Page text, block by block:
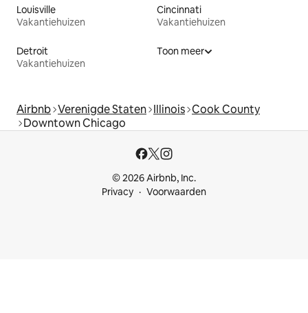
Louisville
Vakantiehuizen
Cincinnati
Vakantiehuizen
Detroit
Vakantiehuizen
Toon meer
Airbnb Verenigde Staten Illinois Cook County
Downtown Chicago
© 2026 Airbnb, Inc.
Privacy
Voorwaarden